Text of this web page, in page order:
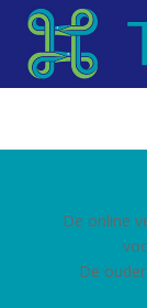
De online
De